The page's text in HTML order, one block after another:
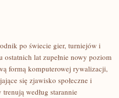
po świecie gier, turniejów i
lat zupełnie nowy poziom
formą komputerowej rywalizacji,
się zjawisko społeczne i
według starannie